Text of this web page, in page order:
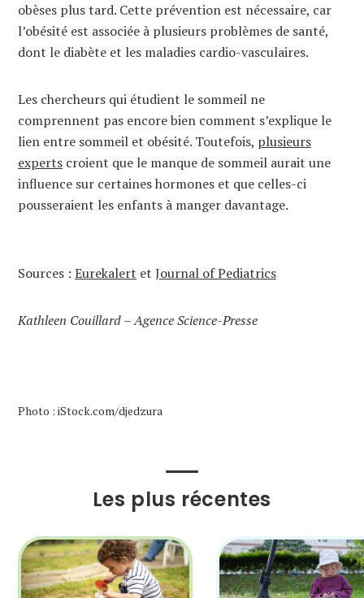
obèses plus tard. Cette prévention est nécessaire, car
l’obésité est associée à plusieurs problèmes de santé,
dont le diabète et les maladies cardio-vasculaires.
Les chercheurs qui étudient le sommeil ne
comprennent pas encore bien comment s’explique le
lien entre sommeil et obésité. Toutefois, plusieurs
experts croient que le manque de sommeil aurait une
influence sur certaines hormones et que celles-ci
pousseraient les enfants à manger davantage.
Sources : Eurekalert et Journal of Pediatrics
Kathleen Couillard – Agence Science-Presse
Photo : iStock.com/djedzura
Les plus récentes